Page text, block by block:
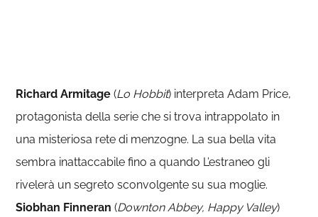
Richard Armitage (Lo Hobbit) interpreta Adam Price,
protagonista della serie che si trova intrappolato in
una misteriosa rete di menzogne. La sua bella vita
sembra inattaccabile fino a quando L’estraneo gli
rivelerà un segreto sconvolgente su sua moglie.
Siobhan Finneran (Downton Abbey, Happy Valley)